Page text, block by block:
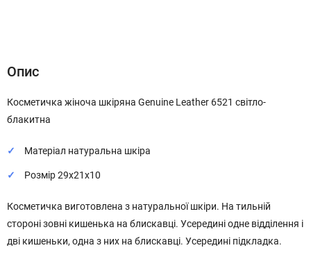
Опис
Косметичка жіноча шкіряна Genuine Leather 6521 світло-
блакитна
Матеріал натуральна шкіра
Розмір 29х21x10
Косметичка виготовлена з натуральної шкіри. На тильній
стороні зовні кишенька на блискавці. Усередині одне відділення і
дві кишеньки, одна з них на блискавці. Усередині підкладка.